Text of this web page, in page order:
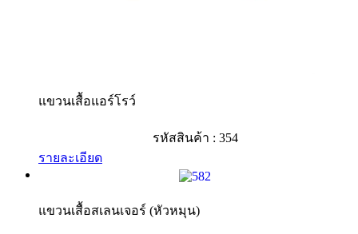
แขวนเสื้อแอร์โรว์
รหัสสินค้า : 354
รายละเอียด
แขวนเสื้อสเลนเจอร์ (หัวหมุน)